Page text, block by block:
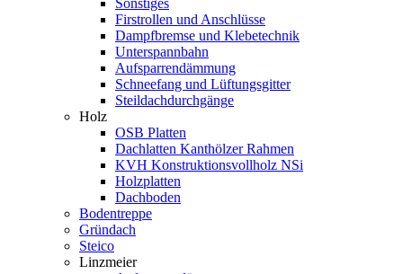
Sonstiges
Firstrollen und Anschlüsse
Dampfbremse und Klebetechnik
Unterspannbahn
Aufsparrendämmung
Schneefang und Lüftungsgitter
Steildachdurchgänge
Holz
OSB Platten
Dachlatten Kanthölzer Rahmen
KVH Konstruktionsvollholz NSi
Holzplatten
Dachboden
Bodentreppe
Gründach
Steico
Linzmeier